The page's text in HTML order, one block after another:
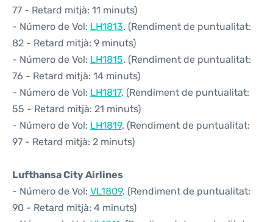
77 - Retard mitjà: 11 minuts)
- Número de Vol: LH1813. (Rendiment de puntualitat:
82 - Retard mitjà: 9 minuts)
- Número de Vol: LH1815. (Rendiment de puntualitat:
76 - Retard mitjà: 14 minuts)
- Número de Vol: LH1817. (Rendiment de puntualitat:
55 - Retard mitjà: 21 minuts)
- Número de Vol: LH1819. (Rendiment de puntualitat:
97 - Retard mitjà: 2 minuts)
Lufthansa City Airlines
- Número de Vol: VL1809. (Rendiment de puntualitat:
90 - Retard mitjà: 4 minuts)